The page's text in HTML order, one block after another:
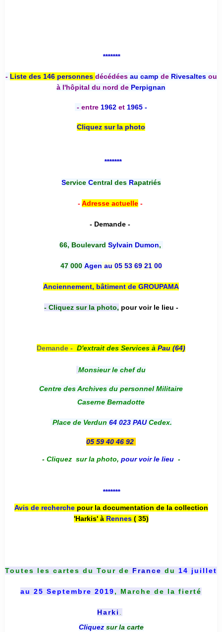
*******
- Liste des 146 personnes décédées au camp deRivesaltesou
à l'hôpital du nord de Perpignan
- entre 1962 et 1965 -
Cliquez sur la photo
*******
Service Central desRapatriés
-Adresse actuelle-
- Demande -
66, Boulevard Sylvain Dumon,
47 000 Agen au 05 53 69 21 00
Anciennement, bâtiment de GROUPAMA
- Cliquez sur la photo, pour voir le lieu -
Demande - D'extrait des Services à Pau (64)
Monsieur le chef du
Centre des Archives du personnel Militaire
Caserne Bernadotte
Place de Verdun 64 023 PAUCedex.
05 59 40 46 92
- Cliquez sur la photo, pour voir le lieu -
*******
Avis de recherche pour la documentation de la collection
'Harkis' à Rennes( 35)
Toutes les cartes du Tour de France du 14 juillet
au 25 Septembre 2019, Marche de la fierté
Harki
Cliquez sur la carte